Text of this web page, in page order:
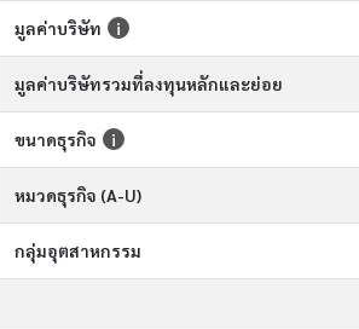
มูลค่าบริษัท
มูลค่าบริษัทรวมที่ลงทุนหลักและย่อย
ขนาดธุรกิจ
หมวดธุรกิจ (A-U)
กลุ่มอุตสาหกรรม